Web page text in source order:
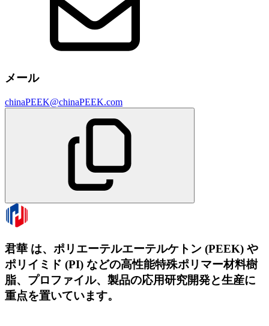
メール
chinaPEEK@chinaPEEK.com
君華 は、ポリエーテルエーテルケトン (PEEK) や
ポリイミド (PI) などの高性能特殊ポリマー材料樹
脂、プロファイル、製品の応用研究開発と生産に
重点を置いています。